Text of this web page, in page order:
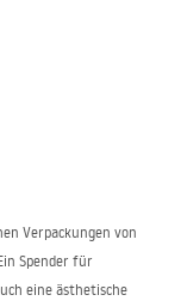
Verpackungen von
Spender für
eine ästhetische